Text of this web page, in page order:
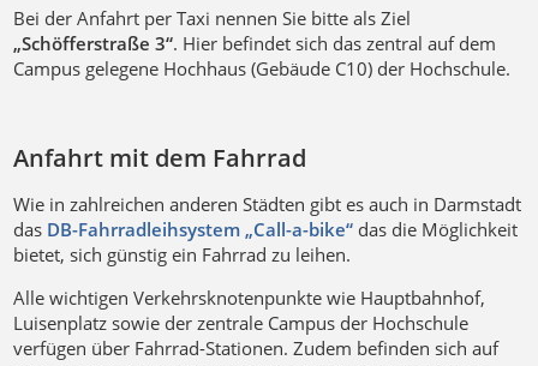
Bei der Anfahrt per Taxi nennen Sie bitte als Ziel
„Schöfferstraße 3“. Hier befindet sich das zentral auf dem
Campus gelegene Hochhaus (Gebäude C10) der Hochschule.
Anfahrt mit dem Fahrrad
Wie in zahlreichen anderen Städten gibt es auch in Darmstadt
das DB-Fahrradleihsystem „Call-a-bike“ das die Möglichkeit
bietet, sich günstig ein Fahrrad zu leihen.
Alle wichtigen Verkehrsknotenpunkte wie Hauptbahnhof,
Luisenplatz sowie der zentrale Campus der Hochschule
verfügen über Fahrrad-Stationen. Zudem befinden sich auf